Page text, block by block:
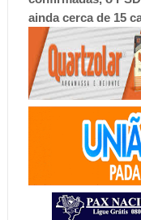
ainda cerca de 15